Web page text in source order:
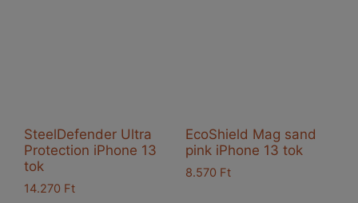
SteelDefender Ultra
Protection iPhone 13
tok
14.270 Ft
EcoShield Mag sand
pink iPhone 13 tok
8.570 Ft